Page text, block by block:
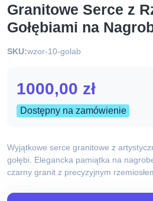
Granitowe Serce z
Gołębiami na
SKU:wzor-10-golab
1000,00 zł
Dostępny na zamówienie
Wyjątkowe serce granitowe z
gołębi. Elegancka pamiątka na
czarny granit z precyzyjnym